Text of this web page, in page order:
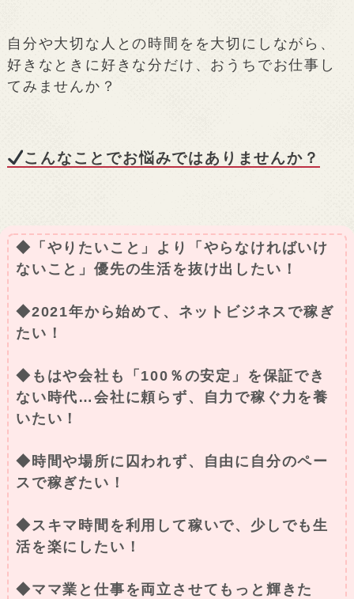
自分や大切な人との時間をを大切にしながら、
好きなときに好きな分だけ、おうちでお仕事し
てみませんか？
こんなことでお悩みではありませんか？
◆「やりたいこと」より「やらなければいけ
ないこと」優先の生活を抜け出したい！
◆2021年から始めて、ネットビジネスで稼ぎ
たい！
◆もはや会社も「100％の安定」を保証でき
ない時代…会社に頼らず、自力で稼ぐ力を養
いたい！
◆時間や場所に囚われず、自由に自分のペー
スで稼ぎたい！
◆スキマ時間を利用して稼いで、少しでも生
活を楽にしたい！
◆ママ業と仕事を両立させてもっと輝きた